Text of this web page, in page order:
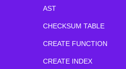
AST
CHECKSUM TABLE
CREATE FUNCTION
CREATE INDEX